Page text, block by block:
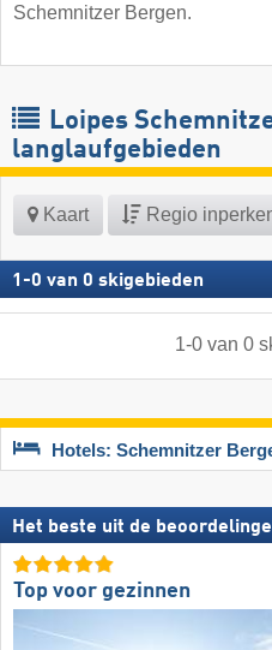
Schemnitzer Bergen.
Loipes
langlaufgebieden
Kaart Regio
1 -0 van 0 skigebieden
1-0van 0
Hotels: Schemnitzer
Het beste uit de
Top voor gezinnen